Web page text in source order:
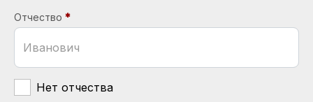
Отчество
Нет отчества